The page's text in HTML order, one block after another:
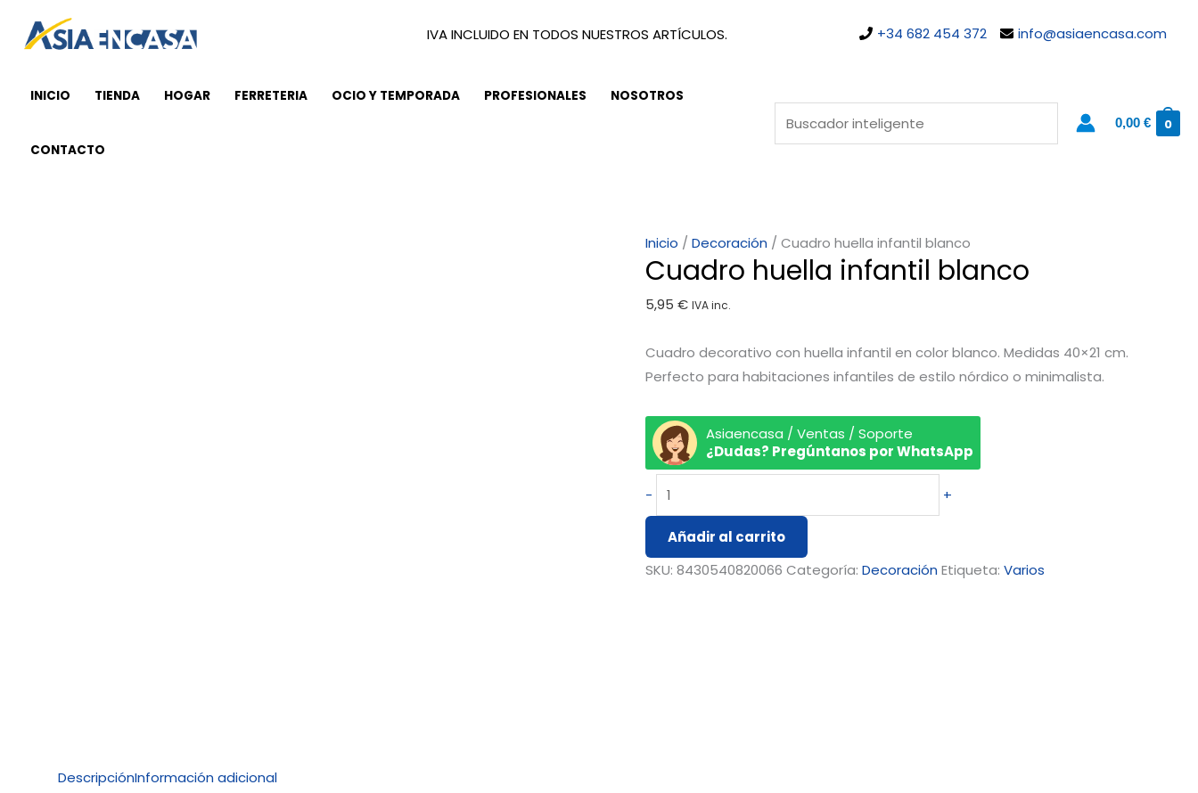
IVA INCLUIDO EN TODOS NUESTROS ARTÍCULOS. +34 682 454 372 info@asiaencasa.com
INICIO TIENDA HOGAR FERRETERIA OCIO Y TEMPORADA PROFESIONALES NOSOTROS
CONTACTO
0,00 € 0
Inicio /Decoración / Cuadro huella infantil blanco
Cuadro huella infantil blanco
5,95€ IVA inc.
Cuadro decorativo con huella infantil en color blanco. Medidas 40×21 cm.
Perfecto para habitaciones infantiles de estilo nórdico o minimalista.
Asiaencasa / Ventas / Soporte
¿Dudas? Pregúntanos por WhatsApp
-
Cuadro
huella
blanco
+
Añadir al carrito
SKU:8430540820066 Categoría:Decoración Etiqueta:Varios
DescripciónInformación adicional